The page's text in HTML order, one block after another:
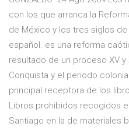
con los que arranca la
de México y los tres siglos
español. es una reforma
resultado de un proceso XV y
Conquista y el periodo
principal receptora de los
Libros prohibidos recogidos
Santiago en la de materiales